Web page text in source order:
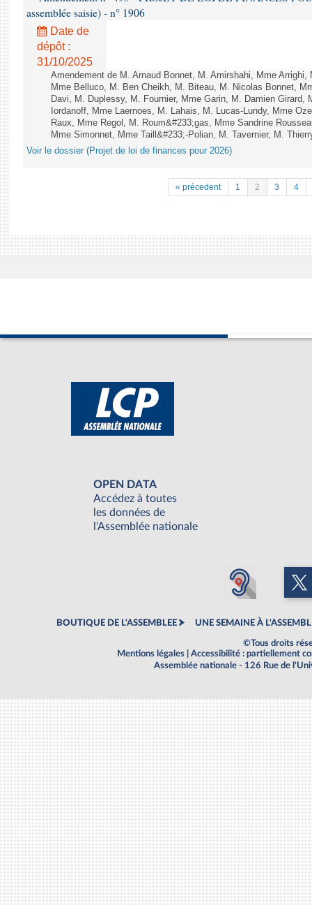
assemblée saisie) - n° 1906
Date de
dépôt :
31/10/2025
Amendement de M. Arnaud Bonnet, M. Amirshahi, Mme
Mme Belluco, M. Ben Cheikh, M. Biteau, M. Nicolas Bonnet,
Davi, M. Duplessy, M. Fournier, Mme Garin, M. Damien Girard,
Iordanoff, Mme Laernoes, M. Lahais, M. Lucas-Lundy, Mme
Raux, Mme Regol, M. Roum&#233;gas, Mme Sandrine
Mme Simonnet, Mme Taill&#233;-Polian, M. Tavernier, M.
Voir le dossier (Projet de loi de finances pour 2026)
« précedent 1 2 3 4
OPEN DATA
Accédez à toutes
les données de
l'Assemblée nationale
BOUTIQUE DE L'ASSEMBLEE UNE SEMAINE À
©Tous droits
Mentions légales
Accessibilité : partiellement
Assemblée nationale - 126 Rue de